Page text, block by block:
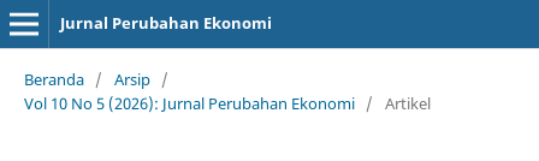
Jurnal Perubahan Ekonomi
Beranda / Arsip /
Vol 10 No 5 (2026): Jurnal Perubahan Ekonomi / Artikel